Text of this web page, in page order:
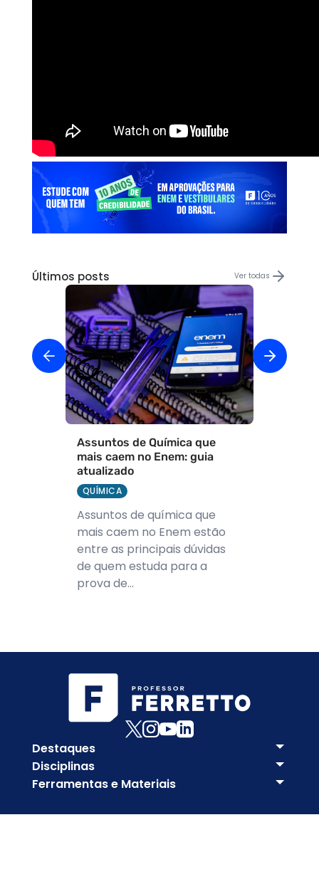
Últimos posts Ver todas
Assuntos de Química que
mais caem no Enem: guia
atualizado
QUÍMICA
Assuntos de química que
mais caem no Enem estão
entre as principais dúvidas
de quem estuda para a
prova de...
Destaques
Disciplinas
Ferramentas e Materiais